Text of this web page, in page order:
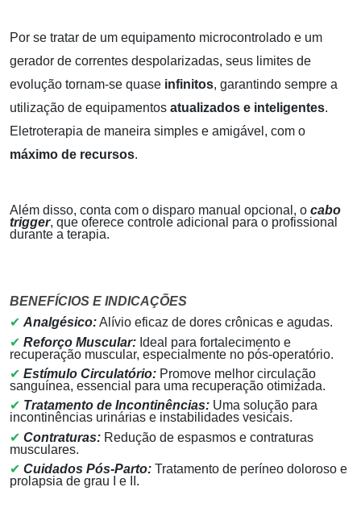
Por se tratar de um equipamento microcontrolado e um
gerador de correntes despolarizadas, seus limites de
evolução tornam-se quase infinitos, garantindo sempre a
utilização de equipamentos atualizados e inteligentes.
Eletroterapia de maneira simples e amigável, com o
máximo de recursos.
Além disso, conta com o disparo manual opcional, o cabo
trigger, que oferece controle adicional para o profissional
durante a terapia.
BENEFÍCIOS E INDICAÇÕES
✔ Analgésico:Alívio eficaz de dores crônicas e agudas.
✔ Reforço Muscular: Ideal para fortalecimento e
recuperação muscular, especialmente no pós-operatório.
✔ Estímulo Circulatório: Promove melhor circulação
sanguínea, essencial para uma recuperação otimizada.
✔ Tratamento de Incontinências: Uma solução para
incontinências urinárias e instabilidades vesicais.
✔ Contraturas: Redução de espasmos e contraturas
musculares.
✔ Cuidados Pós-Parto: Tratamento de períneo doloroso e
prolapsia de grau I e II.